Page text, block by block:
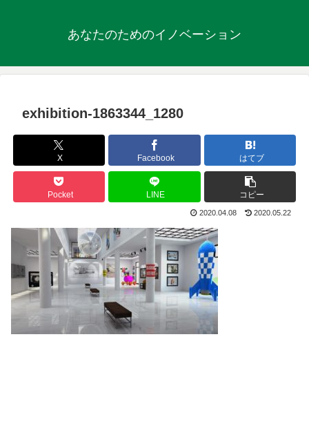
あなたのためのイノベーション
exhibition-1863344_1280
X Facebook はてブ
Pocket LINE コピー
2020.04.08 2020.05.22